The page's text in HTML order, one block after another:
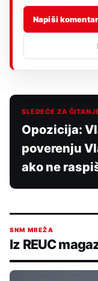
Napiši komentar
SLEDEĆE ZA
Opozicija:
poverenju
ako ne
SNM MREŽA
Iz REUC